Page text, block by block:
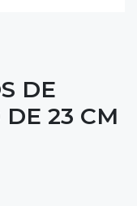
DE
23 CM